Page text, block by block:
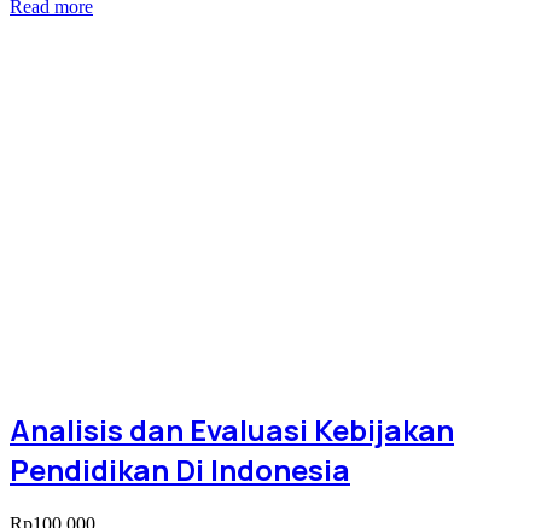
Read more
Analisis dan Evaluasi Kebijakan
Pendidikan Di Indonesia
Rp100.000